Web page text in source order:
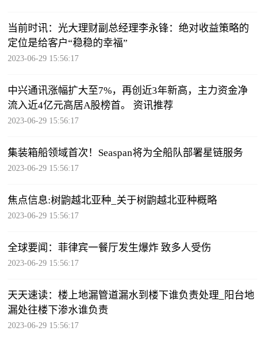
当前时讯：光大理财副总经理李永锋：绝对收益策略的
定位是给客户“稳稳的幸福”
2023-06-29 15:56:17
中兴通讯涨幅扩大至7%，再创近3年新高，主力资金净
流入近4亿元高居A股榜首。 资讯推荐
2023-06-29 15:56:17
集装箱船领域首次！Seaspan将为全船队部署星链服务
2023-06-29 15:56:17
焦点信息:树鼩越北亚种_关于树鼩越北亚种概略
2023-06-29 15:56:17
全球要闻：菲律宾一餐厅发生爆炸 致多人受伤
2023-06-29 15:56:17
天天速读：楼上地漏管道漏水到楼下谁负责处理_阳台地
漏处往楼下渗水谁负责
2023-06-29 15:56:17